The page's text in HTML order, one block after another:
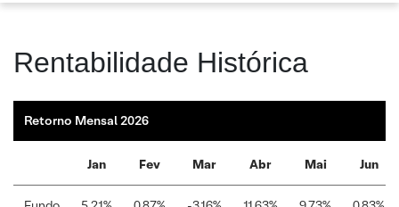
Rentabilidade Histórica
Retorno Mensal 2026
Jan Fev Mar Abr Mai Jun